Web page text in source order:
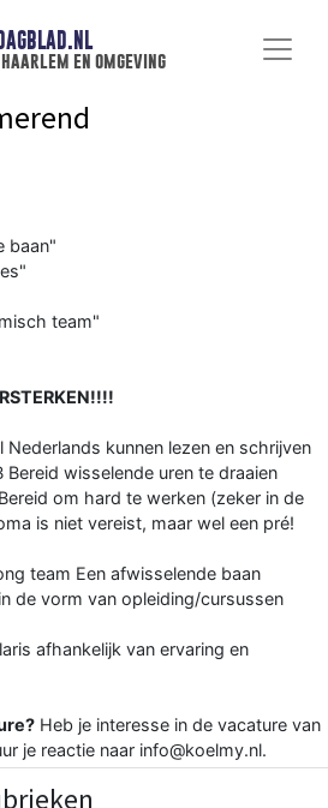
en omgeving
baan"
team"
Nederlands kunnen lezen en schrijven
wisselende uren te draaien
om hard te werken (zeker in de
is niet vereist, maar wel een pré!
team Een afwisselende baan
de vorm van opleiding/cursussen
afhankelijk van ervaring en
Heb je interesse in de vacature van
je reactie naar info@koelmy.nl.